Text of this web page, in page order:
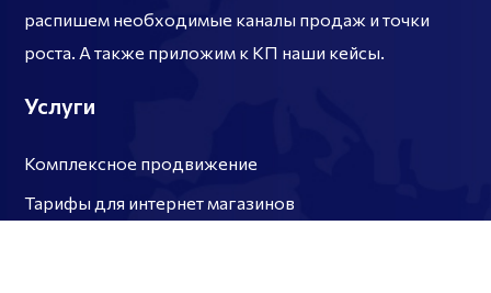
распишем необходимые каналы продаж и точки
роста. А также приложим к КП наши кейсы.
Услуги
Комплексное продвижение
Тарифы для интернет магазинов